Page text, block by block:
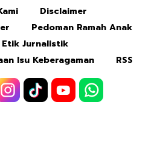
Disclaimer
Pedoman Ramah Anak
Etik Jurnalistik
Isu Keberagaman
RSS